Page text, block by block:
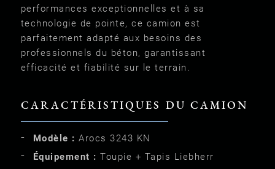
performances exceptionnelles et à sa
technologie de pointe, ce camion est
parfaitement adapté aux besoins des
professionnels du béton, garantissant
efficacité et fiabilité sur le terrain.
CARACTÉRISTIQUES DU CAMION
Modèle : Arocs 3243 KN
Équipement : Toupie + Tapis Liebherr